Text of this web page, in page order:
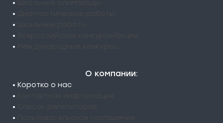
•
•
•
•
•
О компании:
• Коротко о нас
•
•
•